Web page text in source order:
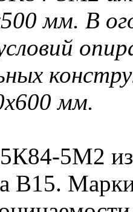
мм. В
мм.
5М2
В15.